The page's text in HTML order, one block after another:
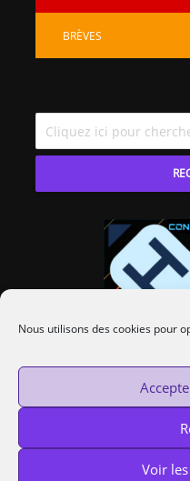
Nous utilisons des cookies pour
Voir
BRÈVES